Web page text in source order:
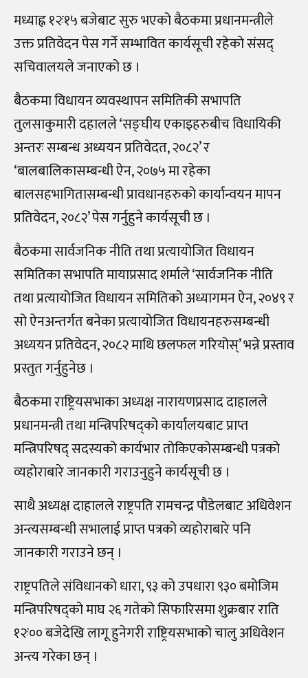
मध्याह्न १२ः१५ बजेबाट सुरु भएको बैठकमा प्रधानमन्त्रीले
उक्त प्रतिवेदन पेस गर्ने सम्भावित कार्यसूची रहेको संसद्
सचिवालयले जनाएको छ ।
बैठकमा विधायन व्यवस्थापन समितिकी सभापति
तुलसाकुमारी दहालले ‘सङ्घीय एकाइहरुबीच विधायिकी
अन्तरः सम्बन्ध अध्ययन प्रतिवेदत, २०८२’ र
‘बालबालिकासम्बन्धी ऐन, २०७५ मा रहेका
बालसहभागितासम्बन्धी प्रावधानहरुको कार्यान्वयन मापन
प्रतिवेदन, २०८२’ पेस गर्नुहुने कार्यसूची छ ।
बैठकमा सार्वजनिक नीति तथा प्रत्यायोजित विधायन
समितिका सभापति मायाप्रसाद शर्माले ‘सार्वजनिक नीति
तथा प्रत्यायोजित विधायन समितिको अध्यागमन ऐन, २०४९ र
सो ऐनअन्तर्गत बनेका प्रत्यायोजित विधायनहरुसम्बन्धी
अध्ययन प्रतिवेदन, २०८२ माथि छलफल गरियोस्’ भन्ने प्रस्ताव
प्रस्तुत गर्नुहुनेछ ।
बैठकमा राष्ट्रियसभाका अध्यक्ष नारायणप्रसाद दाहालले
प्रधानमन्त्री तथा मन्त्रिपरिषद्को कार्यालयबाट प्राप्त
मन्त्रिपरिषद् सदस्यको कार्यभार तोकिएकोसम्बन्धी पत्रको
व्यहोराबारे जानकारी गराउनुहुने कार्यसूची छ ।
साथै अध्यक्ष दाहालले राष्ट्रपति रामचन्द्र पौडेलबाट अधिवेशन
अन्त्यसम्बन्धी सभालाई प्राप्त पत्रको व्यहोराबारे पनि
जानकारी गराउने छन् ।
राष्ट्रपतिले संविधानको धारा, ९३ को उपधारा ९३० बमोजिम
मन्त्रिपरिषद्को माघ २६ गतेको सिफारिसमा शुक्रबार राति
१२ः०० बजेदेखि लागू हुनेगरी राष्ट्रियसभाको चालु अधिवेशन
अन्त्य गरेका छन् ।